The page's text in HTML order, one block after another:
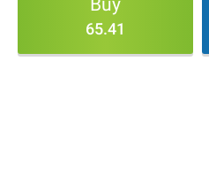
Buy
65.41